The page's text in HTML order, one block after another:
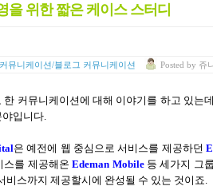
을 위한 짧은 케이스 스터디
뮤니케이션/블로그 커뮤니케이션 Posted by 쥬
커뮤니케이션에 대해 이야기를 하고 있는
입니다.
은 예전에 웹 중심으로 서비스를 제공하던
스를 제공해온 Edeman Mobile 등 세가지 그
비스까지 제공할시에 완성될 수 있는 것이죠